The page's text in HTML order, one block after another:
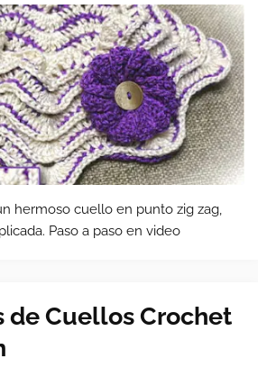
hermoso cuello en punto zig zag,
Paso a paso en video
de Cuellos Crochet